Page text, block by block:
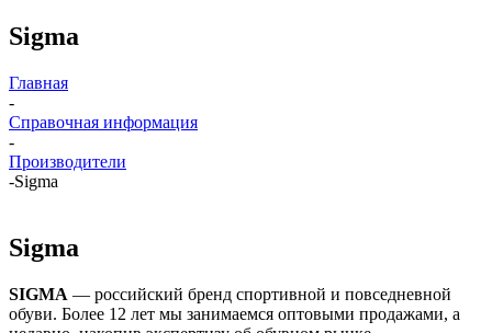
Sigma
Главная
-
Справочная информация
-
Производители
-Sigma
Sigma
SIGMA — российский бренд спортивной и повседневной
обуви. Более 12 лет мы занимаемся оптовыми продажами, а